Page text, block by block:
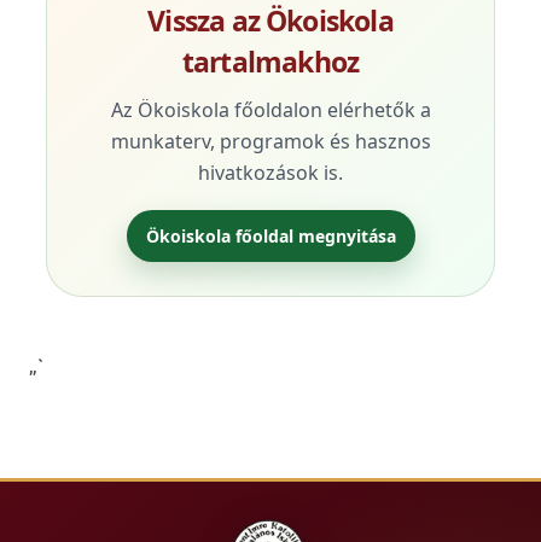
Vissza az Ökoiskola
tartalmakhoz
Az Ökoiskola főoldalon elérhetők a
munkaterv, programok és hasznos
hivatkozások is.
Ökoiskola főoldal megnyitása
„`